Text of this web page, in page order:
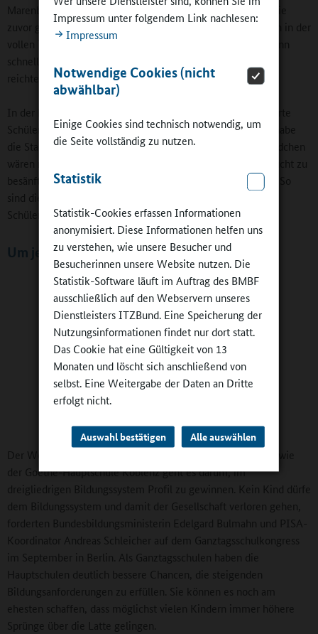
Impressum unter folgendem Link nachlesen:
Impressum
Notwendige Cookies (nicht
abwählbar)
Einige Cookies sind technisch notwendig, um
die Seite vollständig zu nutzen.
Statistik
Statistik-Cookies erfassen Informationen
anonymisiert. Diese Informationen helfen uns
zu verstehen, wie unsere Besucher und
Besucherinnen unsere Website nutzen. Die
Statistik-Software läuft im Auftrag des BMBF
ausschließlich auf den Webservern unseres
Dienstleisters ITZBund. Eine Speicherung der
Nutzungsinformationen findet nur dort statt.
Das Cookie hat eine Gültigkeit von 13
Monaten und löscht sich anschließend von
selbst. Eine Weitergabe der Daten an Dritte
erfolgt nicht.
Auswahl bestätigen Alle auswählen
Marenbach einer etwas schlaksig wirkenden Schülerin zu, die
zuvor gerissen hatte. Dritter und letzter Versuch. Alle Augen in der
vollen Turnhalle sind nun auf sie gerichtet. Laute Zurufe, dann
schneller Anlauf, Sprung - die Latte bleibt liegen. Am Ende
reichte es trotzdem nur zu Rang vier.
In der Kantine herrscht Katzenjammer, denn die viertplazierte
Schülerin hadert mit sich und ihren Konkurrentinnen: "Ich habe
die Stange doch nur mit der Hand berührt." Die anderen Mädchen
wären nicht besser gesprungen als sie. Der Schulleiter versucht zu
besänftigen: "Wenn die Latte fällt, ist der Versuch ungültig. So
sind die Regeln." Marenbach legt Wert darauf, dass seine
Schülerinnen und Schüler auch lernen zu verlieren.
Um jedes Kind kämpfen
Schulleiter Ralf Marenbach
Der Wettbewerb um Bildungschancen ist hart: Für Schulen wie
der Goethe-Hauptschule Koblenz geht es darum, im
dreigliedrigen Bildungssystem Profil zu gewinnen. Kein Kind dürfe
dem Bildungssystem und damit der Gesellschaft verloren gehen,
forderten Bundesbildungsministerin Edelgard Bulmahn und PISA-
Koordinator Andreas Schleicher auf dem Ganztagsschulkongress
im September in Berlin. Als Ganztagsschulen haben die
Hauptschulen deutlich bessere Chancen, die steigenden
Bildungsanforderungen zu erfüllen. Sie können es noch am
ehesten schaffen, dass möglichst vielen Kindern immer höhere
Sprünge über die Latte gelingen.